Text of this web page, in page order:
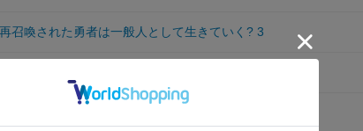
召喚された勇者は一般人として生きていく? 3
召喚された勇者は一般人として生きていく? 4
召喚された勇者は一般人として生きていく? 5